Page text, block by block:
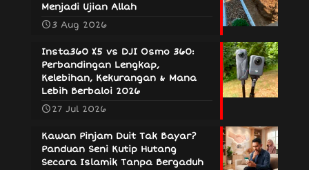
Menjadi Ujian Allah
3 Aug 2026
Insta360 X5 vs DJI Osmo 360:
Perbandingan Lengkap,
Kelebihan, Kekurangan & Mana
Lebih Berbaloi 2026
27 Jul 2026
Kawan Pinjam Duit Tak Bayar?
Panduan Seni Kutip Hutang
Secara Islamik Tanpa Bergaduh